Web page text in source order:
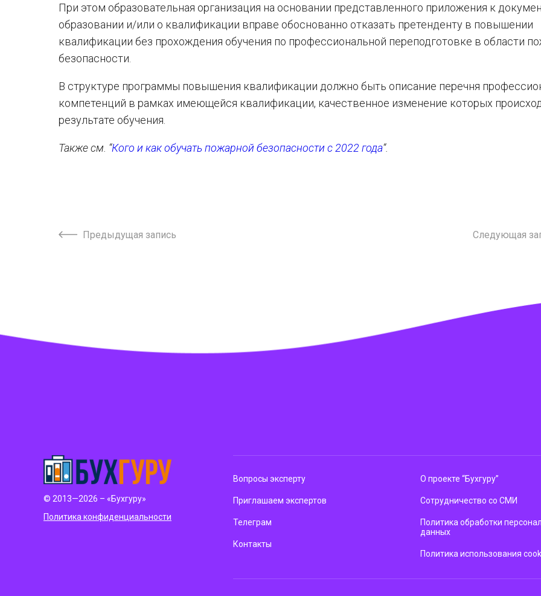
При этом образовательная организация на основании представленного приложения к
образовании и/или о квалификации вправе обоснованно отказать претенденту в повышении
квалификации без прохождения обучения по профессиональной переподготовке в области
безопасности.
В структуре программы повышения квалификации должно быть описание перечня
компетенций в рамках имеющейся квалификации, качественное изменение которых
результате обучения.
Также см. “Кого и как обучать пожарной безопасности с 2022 года“.
Предыдущая запись Следующая
© 2013—2026 – «Бухгуру»
Политика конфиденциальности
Вопросы эксперту
Приглашаем экспертов
Телеграм
Контакты
О проекте “Бухгуру”
Сотрудничество со СМИ
Политика обработки
данных
Политика использования